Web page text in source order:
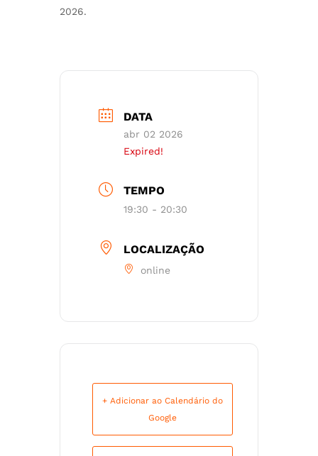
2026.
DATA
abr 02 2026
Expired!
TEMPO
19:30 - 20:30
LOCALIZAÇÃO
online
+ Adicionar ao Calendário do
Google